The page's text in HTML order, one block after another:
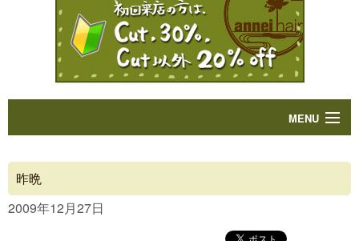
MENU
Concept
昨晩
2009年12月27日